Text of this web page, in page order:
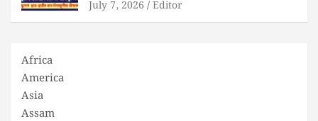
July 7, 2026 Editor
Africa
America
Asia
Assam